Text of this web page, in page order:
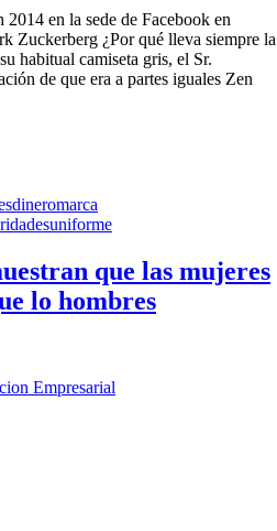
2014 en la sede de Facebook en
Zuckerberg ¿Por qué lleva siempre la
habitual camiseta gris, el Sr.
de que era a partes iguales Zen
dineromarca
uniforme
que las mujeres
lo hombres
Empresarial